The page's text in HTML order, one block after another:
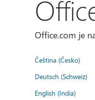
Office.com je
Čeština (Česko)
Deutsch (Schweiz)
English (India)